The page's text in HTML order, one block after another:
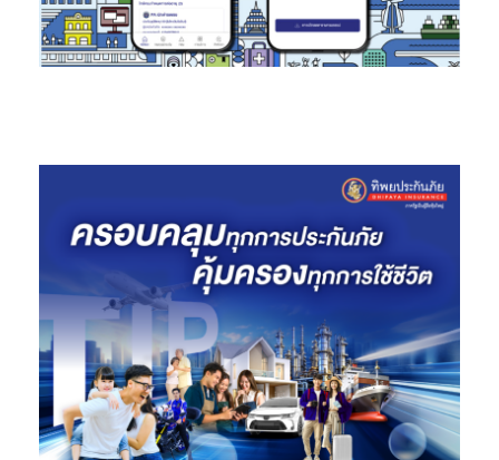
วัคซีนในคลังสินค้าที่ได้รับการรับรองจาก GSDP สนับสนุนการกระจา
ยวัคซีน สำหรับการฉีดวัคซีนไปยังสถานที่ที่กำหนด เป็นตัวแทนใน
เภสัชกรรม ในการจัดหาวัคซีน ทางเลือกที่ดีและมีคุณภาพ ติดต่อ
โรงงานผลิตวัคซีน และขอความช่วยเหลือตัวแทนในประเทศต่างๆ ใน
“กลุ่มบีเจซี บิ๊กซี เป็นบริษัทที่ดำเนินธุรกิจตั้งแต่ต้นน้ำ กลางน้ำ และ
ปลายน้ำ เรามีความพร้อมที่จะให้การช่วยเหลืออย่างเต็มกำลังอย่างบู
รณาการ เพื่อร่วมผ่านพ้นท่ามกลางสถานการณ์การแพร่ระบาดของ
ไวรัสโรคโควิด-19 และเพื่อให้ไทยสามารถกลับมาเปิดประเทศไทยได้โดย
เร็ว ซึ่งมีเพียงวิธีเดียวก็คือ เราต้องร่วมมือร่วมใจกันไปฉีดวัคซีนให้เร็ว
ที่สุดเท่านั้น ขอเชิญชวนประชาชนทุกท่านฉีดวัคซีนโควิด-19 สร้าง
ภูมิคุ้มกันหมู่และขอเป็นกำลังใจให้กับบุคลากรทางการแพทย์ทุกคนซึ่ง
เป็นกลุ่มคนที่เหน็ดเหนื่อยที่สุดในขณะนี้”